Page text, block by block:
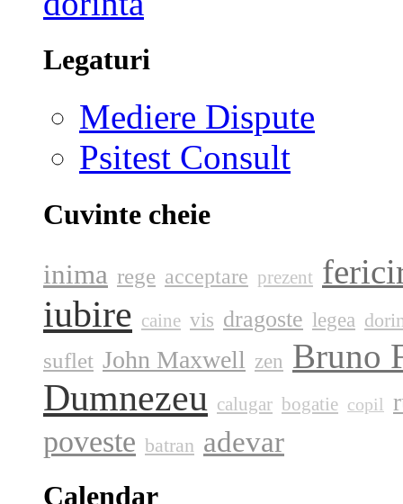
Legaturi
Mediere Dispute
Psitest Consult
Cuvinte cheie
inima rege acceptare prezent
iubire caine vis dragoste legea
suflet John Maxwell zen Bruno
Dumnezeu calugar bogatie copil
poveste batran adevar
Calendar